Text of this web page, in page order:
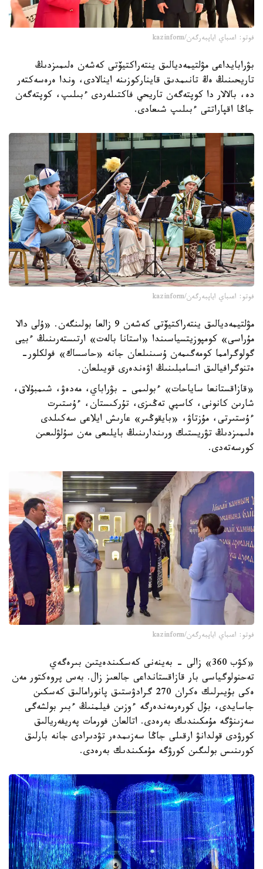
فوتو: اعىباي اياپبەرگەن/kazinform
بۋرابايداعى مۋلتيمەديالىق ينتەراكتيۆتى كەشەن ەلىمىزدىڭ
تاريحىنىڭ ەڭ تانىمدىق قايناركوزىنە اينالادى، وندا ەرەسەكتەر
دە، بالالار دا كوپتەگەن تاريحي فاكتىلەردى ءبىلىپ، كوپتەگەن
جاڭا اقپاراتتى ءبىلىپ شىعادى.
فوتو: اعىباي اياپبەرگەن/kazinform
مۋلتيمەديالىق ينتەراكتيۆتى كەشەن 9 زالعا بولىنگەن. «ۇلى دالا
مۇراسى» كومپوزيتسياسىندا «استانا بالەت» ارتىستەرىنىڭ ءبيى
گولوگرامما كومەگىمەن ۇسىنىلعان جانە «حاسساك» فولكلور-
ەتنوگرافيالىق انسامبلىنىڭ اۋەندەرى قويىلعان.
«قازاقستانعا ساياحات» ءبولىمى - بۋراباي، مەدەۋ، شىمبۇلاق،
شارىن كانونى، كاسپي تەڭىزى، تۇركىستان، ءۇستىرت
ءۇستىرتى، مۇزتاۋ، «بايقوڭىر» عارىش ايلاعى سەكىلدى
ەلىمىزدىڭ تۋريستىك ورىندارىنىڭ بايلىعى مەن سۇلۋلىعىن
كورسەتەدى.
فوتو: اعىباي اياپبەرگەن/kazinform
«كۋب 360» زالى - بەينەنى كەسكىندەيتىن بىرەگەي
تەحنولوگياسى بار قازاقستانداعى جالعىز زال. بەس پروەكتور مەن
ەكى بۇيىرلىك ەكران 270 گرادۋستىق پانورامالىق كەسكىن
جاسايدى، بۇل كورەرمەندەرگە ءوزىن فيلمنىڭ ءبىر بولشەگى
سەزىنۋگە مۇمكىندىك بەرەدى. اتالعان فورمات پەريفەريالىق
كورۋدى قولدانۋ ارقىلى جاڭا سەزىمدەر تۋدىرادى جانە بارلىق
كورىنىس بولىگىن كورۋگە مۇمكىندىك بەرەدى.